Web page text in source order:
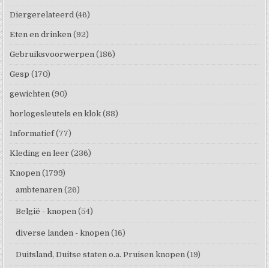
Diergerelateerd (46)
Eten en drinken (92)
Gebruiksvoorwerpen (186)
Gesp (170)
gewichten (90)
horlogesleutels en klok (88)
Informatief (77)
Kleding en leer (236)
Knopen (1799)
ambtenaren (26)
België - knopen (54)
diverse landen - knopen (16)
Duitsland, Duitse staten o.a. Pruisen knopen (19)